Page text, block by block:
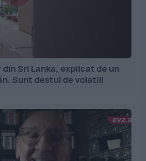
Sri Lanka, explicat de un
Sunt destul de volatili